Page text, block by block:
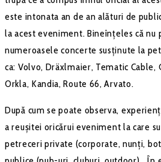
este intonata an de an alături de
la acest eveniment. Bineînțeles că nu
numeroasele concerte susținute la
ca: Volvo, Dräxlmaier, Tematic Cable,
Orkla, Kandia, Route 66, Arvato.
După cum se poate observa,
a reușitei oricărui eveniment la care
petreceri private (corporate, nunți,